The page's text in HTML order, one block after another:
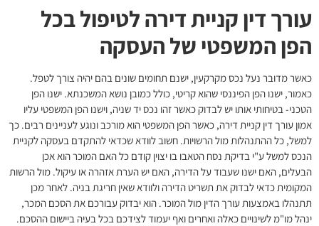
עורך דין קניית דירה לטיפול בכל
הפן המשפטי של העסקה
כאשר מדובר נעל נכס מקרקעין, ישנם תחומים שונים בהם יהיה צורך לטפל.
כאמור, ישנו הפן הפיננסי שהוא קריטי, כולל כמובן נושא המשכנתא. ישנו הפן
הטכני- בטיחותי אותו יש לבדוק כאשר זהו נכס יד שניה, וישנו הפן המשפטי עליו
אמון עורך דין קניית דירה, כאשר הפן המשפטי הוא מורכב ונוגע לעניינים רבים. כך
למשל, כל ההתנהלות מול הרשויות. חשוב לוודא שכדאי להתקדם בעסקה לקניית
הנכס למשל ע"י בדיקת נסח הטאבו בו יצוין קודם כל האם המוכר הוא אכן
הבעלים, האם ישנו שעבוד על הדירה, האם יש הערת אזהרה או עיקול. מול הרשות
המקומית כדאי לבדוק את תשריט הדירה ולוודא שאין חריגת בניה. לאחר מכן
תתנהלו באמצעות עורך הדין מול המוכר. הוא יבדוק עבורכם את הסכם המכר,
ינהל מו"מ לשינויים כאלה ואחרים ואף יעמוד לצידכם בכל בעיה ביישום ההסכם.